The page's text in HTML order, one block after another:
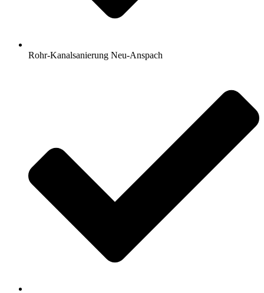
Rohr-Kanalsanierung Neu-Anspach